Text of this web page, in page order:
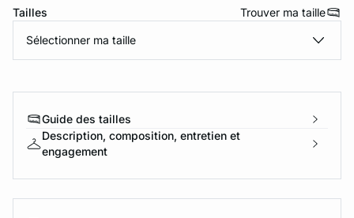
Tailles Trouver ma taille
Sélectionner ma taille
Guide des tailles
Description, composition, entretien et
engagement